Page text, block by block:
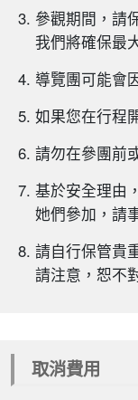
參觀期間，請
我們將確保最
導覽團可能會
如果您在行程
請勿在參團前
基於安全理由
她們參加，請
請自行保管貴
請注意，恕不
取消費用